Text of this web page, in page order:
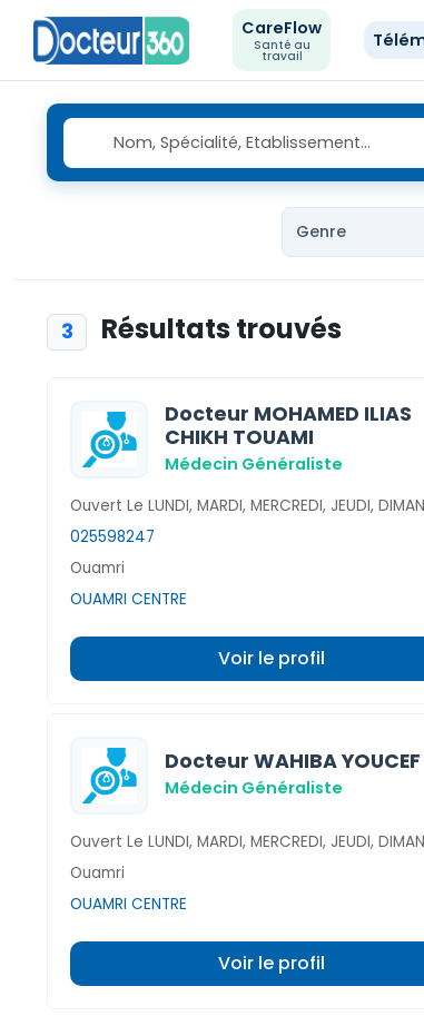
CareFlow
Santé au
travail
3 Résultats trouvés
Docteur MOHAMED ILIAS
CHIKH TOUAMI
Médecin Généraliste
Ouvert Le LUNDI, MARDI, MERCREDI, JEUDI,
025598247
Ouamri
OUAMRI CENTRE
Voir le profil
Docteur WAHIBA YOUCEF
Médecin Généraliste
Ouvert Le LUNDI, MARDI, MERCREDI, JEUDI,
Ouamri
OUAMRI CENTRE
Voir le profil